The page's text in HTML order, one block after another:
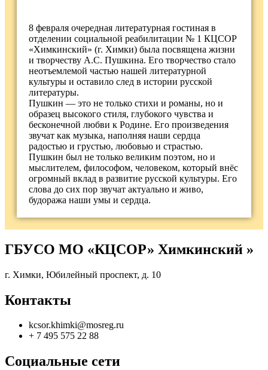
8 февраля очередная литературная гостиная в
отделении социальной реабилитации № 1 КЦСОР
«Химкинский» (г. Химки) была посвящена жизни
и творчеству А.С. Пушкина. Его творчество стало
неотъемлемой частью нашей литературной
культуры и оставило след в истории русской
литературы.
Пушкин — это не только стихи и романы, но и
образец высокого стиля, глубокого чувства и
бесконечной любви к Родине. Его произведения
звучат как музыка, наполняя наши сердца
радостью и грустью, любовью и страстью.
Пушкин был не только великим поэтом, но и
мыслителем, философом, человеком, который внёс
огромный вклад в развитие русской культуры. Его
слова до сих пор звучат актуально и живо,
будоража наши умы и сердца.
ГБУСО МО «КЦСОР» Химкинский »
г. Химки, Юбилейный проспект, д. 10
Контакты
kcsor.khimki@mosreg.ru
+ 7 495 575 22 88
Социальные сети